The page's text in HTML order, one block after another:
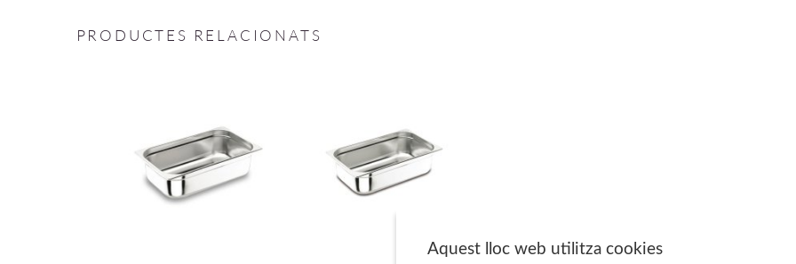
PRODUCTES RELACIONATS
Aquest lloc web utilitza cookies